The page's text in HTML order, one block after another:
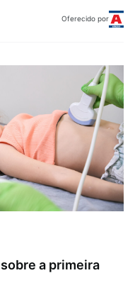
Oferecido por
a primeira